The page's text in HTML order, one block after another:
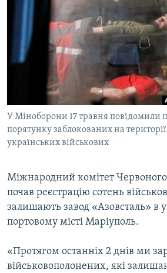
СПЕЦПРОЕКТИ
ДЕПОРТАЦІЯ
ВІДЕОУРОКИ «ELIFBE»
СВІДЧЕННЯ ОКУПАЦІЇ
УКРАЇНСЬКА ПРОБЛЕМА КРИМУ
ІНФОГРАФІКА
ЯК ОБІЙТИ БЛОКУВАННЯ
Русский
Qırımtatar
ДОЛУЧАЙСЯ!
Усі сайти RFE/RL
У Міноборони 17 травня повідомили
порятунку заблокованих на території
українських військових
Міжнародний комітет
почав реєстрацію сотень
залишають завод «Азовсталь» в
портовому місті Маріуполь.
«Протягом останніх 2 днів ми
військовополонених, які